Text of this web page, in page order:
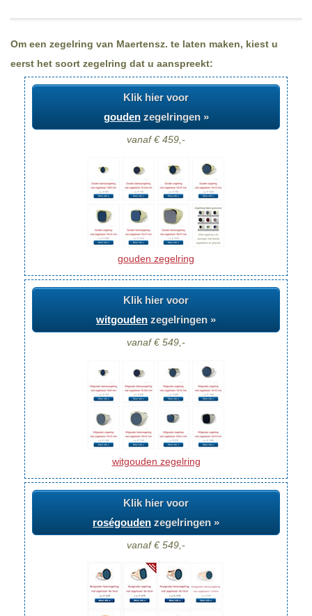
Om een zegelring van Maertensz. te laten maken, kiest u
eerst het soort zegelring dat u aanspreekt:
Klik hier voor
goudenzegelringen »
vanaf € 459,-
gouden zegelring
Klik hier voor
witgouden zegelringen »
vanaf € 549,-
witgouden zegelring
Klik hier voor
roségouden zegelringen »
vanaf € 549,-